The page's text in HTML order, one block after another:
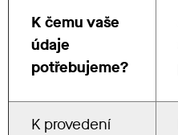
K čemu vaše
údaje
potřebujeme?
K provedení